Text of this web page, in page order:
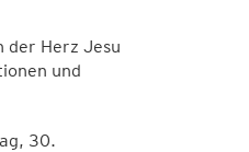
der Herz Jesu
und
30.